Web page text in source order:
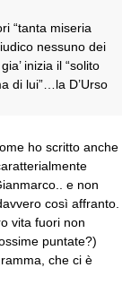
“tanta miseria
nessuno dei
inizia il “solito
di lui”…la D’Urso
ho scritto anche
e non
così affranto.
vita fuori non
puntate?)
che ci è